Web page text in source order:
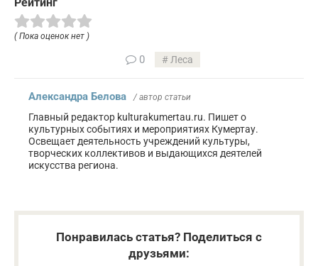
( Пока оценок нет )
0 Леса
Александра Белова / автор статьи
Главный редактор kulturakumertau.ru. Пишет о
культурных событиях и мероприятиях Кумертау.
Освещает деятельность учреждений культуры,
творческих коллективов и выдающихся деятелей
искусства региона.
Понравилась статья? Поделиться с
друзьями: